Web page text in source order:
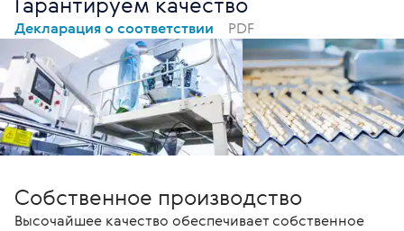
Декларация о соответствии PDF
Собственное производство
Высочайшее качество обеспечивает собственное